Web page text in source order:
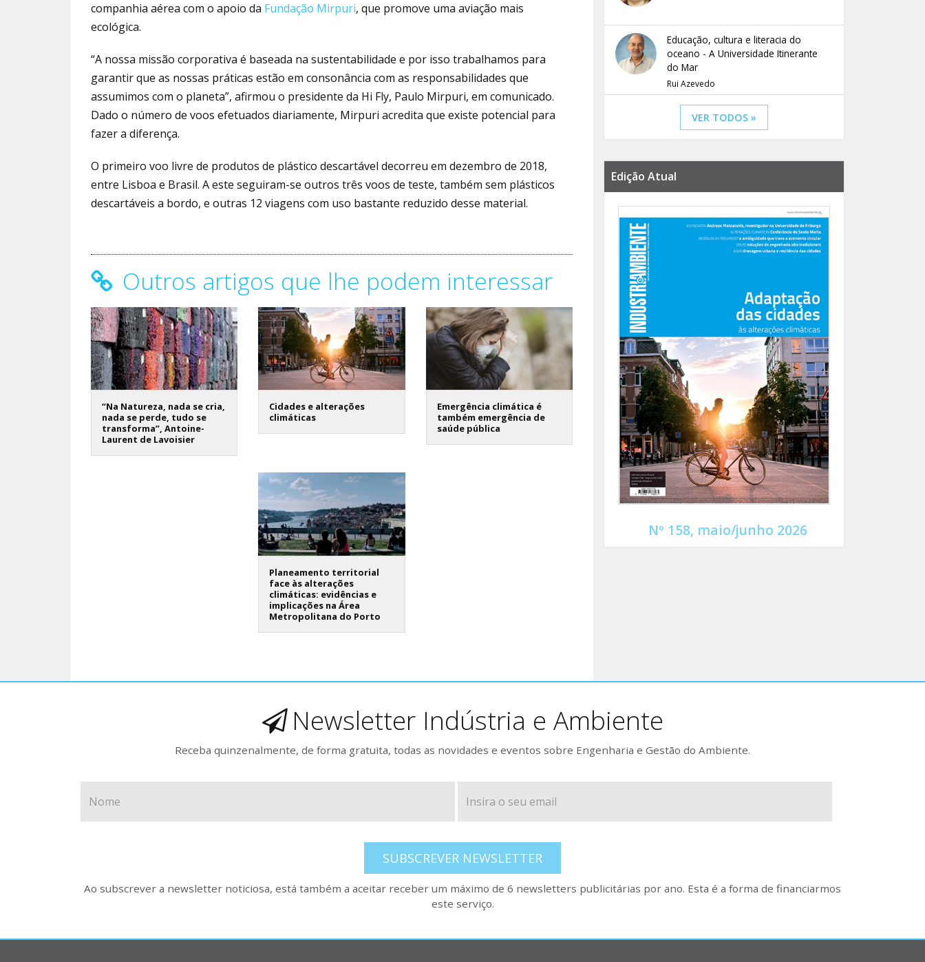
companhia aérea com o apoio da Fundação Mirpuri, que promove uma aviação mais
ecológica.
“A nossa missão corporativa é baseada na sustentabilidade e por isso trabalhamos para
garantir que as nossas práticas estão em consonância com as responsabilidades que
assumimos com o planeta”, afirmou o presidente da Hi Fly, Paulo Mirpuri, em comunicado.
Dado o número de voos efetuados diariamente, Mirpuri acredita que existe potencial para
fazer a diferença.
O primeiro voo livre de produtos de plástico descartável decorreu em dezembro de 2018,
entre Lisboa e Brasil. A este seguiram-se outros três voos de teste, também sem plásticos
descartáveis a bordo, e outras 12 viagens com uso bastante reduzido desse material.
Outros artigos que lhe podem interessar
“Na Natureza, nada se cria,
nada se perde, tudo se
transforma”, Antoine-
Laurent de Lavoisier
Cidades e alterações
climáticas
Emergência climática é
também emergência de
saúde pública
Planeamento territorial
face às alterações
climáticas: evidências e
implicações na Área
Metropolitana do Porto
Educação, cultura e literacia do
oceano - A Universidade Itinerante
do Mar
Rui Azevedo
VER TODOS »
Edição Atual
Nº 158, maio/junho 2026
Newsletter Indústria e Ambiente
Receba quinzenalmente, de forma gratuita, todas as novidades e eventos sobre Engenharia e Gestão do Ambiente.
SUBSCREVER NEWSLETTER
Ao subscrever a newsletter noticiosa, está também a aceitar receber um máximo de 6 newsletters publicitárias por ano. Esta é a forma de financiarmos
este serviço.